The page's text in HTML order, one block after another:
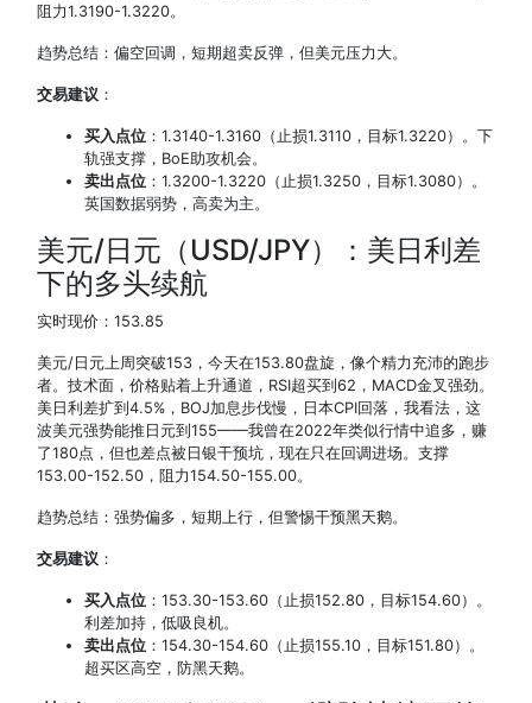
阻力1.3190-1.3220。
趋势总结：偏空回调，短期超卖反弹，但美元压力大。
交易建议 ：
买入点位 ：1.3140-1.3160（止损1.3110，目标1.3220）。下
轨强支撑，BoE助攻机会。
卖出点位 ：1.3200-1.3220（止损1.3250，目标1.3080）。
英国数据弱势，高卖为主。
美元/日元（USD/JPY）：美日利差
下的多头续航
实时现价：153.85
美元/日元上周突破153，今天在153.80盘旋，像个精力充沛的跑步
者。技术面，价格贴着上升通道，RSI超买到62，MACD金叉强劲。
美日利差扩到4.5%，BOJ加息步伐慢，日本CPI回落，我看法，这
波美元强势能推日元到155——我曾在2022年类似行情中追多，赚
了180点，但也差点被日银干预坑，现在只在回调进场。支撑
153.00-152.50，阻力154.50-155.00。
趋势总结：强势偏多，短期上行，但警惕干预黑天鹅。
交易建议 ：
买入点位 ：153.30-153.60（止损152.80，目标154.60）。
利差加持，低吸良机。
卖出点位 ：154.30-154.60（止损155.10，目标151.80）。
超买区高空，防黑天鹅。